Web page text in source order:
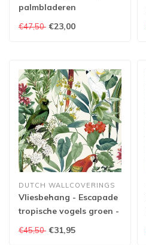
palmbladeren
groen/goud - L604-04
€47,50 €23,00
DUTCH WALLCOVERINGS
Vliesbehang - Escapade
tropische vogels groen -
576204
€45,50 €31,95